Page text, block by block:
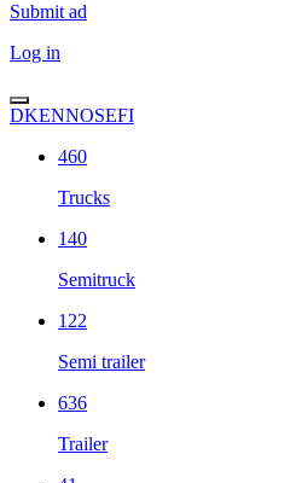
Submit ad
Log in
DKENNOSEFI
460
Trucks
140
Semitruck
122
Semi trailer
636
Trailer